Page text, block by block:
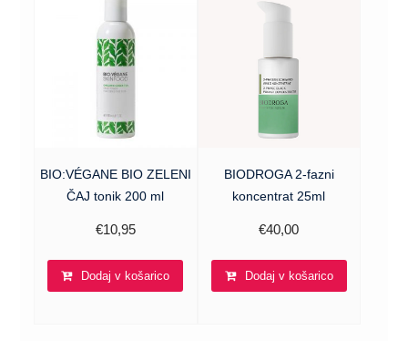
BIO:VÉGANE BIO ZELENI
ČAJ tonik 200 ml
€10,95
Dodaj v košarico
BIODROGA 2-fazni
koncentrat 25ml
€40,00
Dodaj v košarico